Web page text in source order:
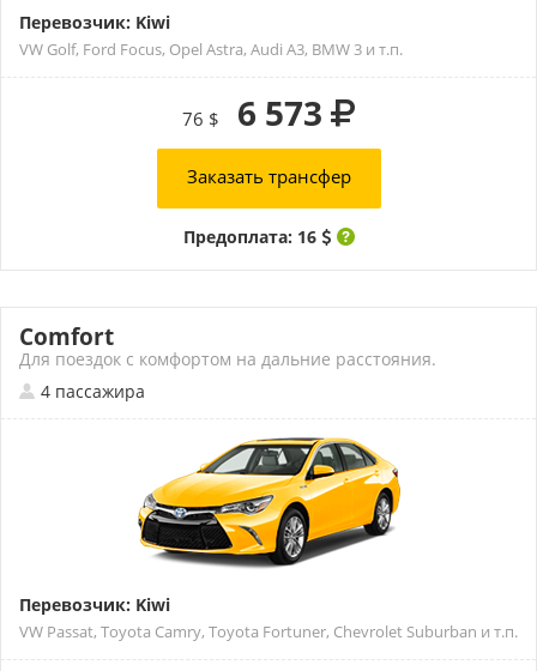
Перевозчик: Kiwi
VW Golf, Ford Focus, Opel Astra, Audi A3, BMW 3 и т.п.
76 $ 6 573
Заказать трансфер
Предоплата: 16
Comfort
Для поездок с комфортом на дальние расстояния.
4 пассажира
Перевозчик: Kiwi
VW Passat, Toyota Camry, Toyota Fortuner, Chevrolet Suburban и т.п.